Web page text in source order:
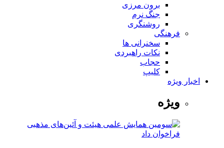
برون مرزی
جنگ نرم
روشنگری
فرهنگی
سخنرانی ها
نکات راهبردی
حجاب
کلیپ
اخبار ویژه
ویژه